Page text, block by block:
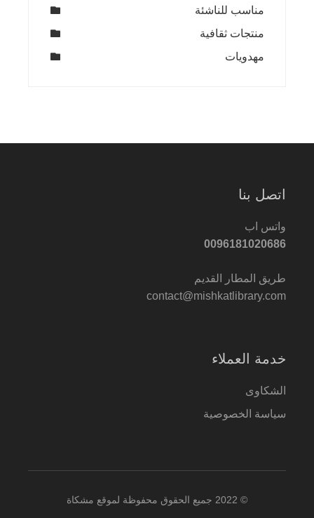
مناسب للناشئة
منتجات ثقافية
مهدويات
اتصل بنا
واتس اب
0096181020686
طريق المطار القديم
contact@mishkatlibrary.com
خدمة العملاء
الشكاوى
سياسة الخصوصية
© 2022 جميع الحقوق محفوظة لموقع مشكاة